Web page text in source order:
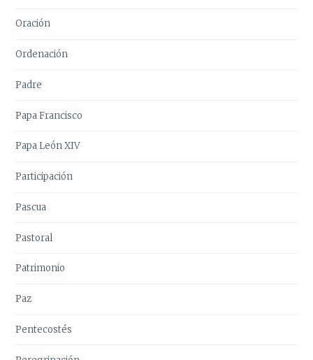
Oración
Ordenación
Padre
Papa Francisco
Papa León XIV
Participación
Pascua
Pastoral
Patrimonio
Paz
Pentecostés